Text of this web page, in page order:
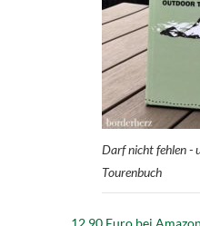
Darf nicht fehlen -
Tourenbuch
12,90 Euro bei Amazon